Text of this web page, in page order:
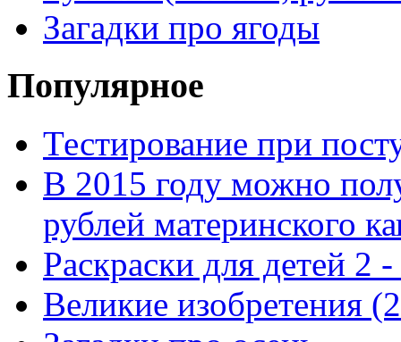
Загадки про ягоды
Популярное
Тестирование при
В 2015 году можно
рублей материнского
Раскраски для детей 2 -
Великие изобретения